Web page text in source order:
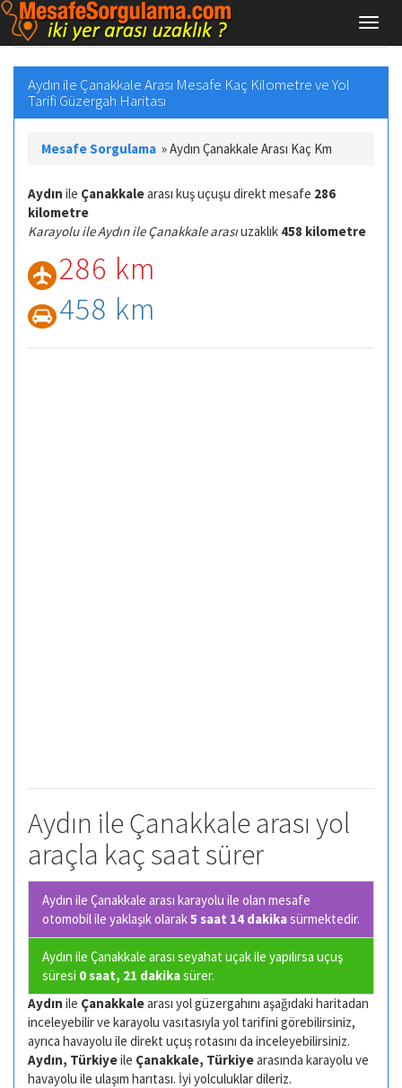
Aydın ile Çanakkale Arası Mesafe Kaç Kilometre ve Yol
Tarifi Güzergah Haritası
Mesafe Sorgulama »Aydın Çanakkale Arası Kaç Km
Aydın ile Çanakkalearası kuş uçuşu direkt mesafe 286
kilometre
Karayolu ile Aydın ile Çanakkale arasıuzaklık 458 kilometre
286 km
458 km
Aydın ile Çanakkale arası yol
araçla kaç saat sürer
Aydın ile Çanakkale arası karayolu ile olan mesafe
otomobil ile yaklaşık olarak5 saat 14 dakikasürmektedir.
Aydın ile Çanakkale arası seyahat uçak ile yapılırsa uçuş
süresi 0 saat, 21 dakikasürer.
Aydın ile Çanakkalearası yol güzergahını aşağıdaki haritadan
inceleyebilir ve karayolu vasıtasıyla yol tarifini görebilirsiniz,
ayrıca havayolu ile direkt uçuş rotasını da inceleyebilirsiniz.
Aydın, Türkiyeile Çanakkale, Türkiyearasında karayolu ve
havayolu ile ulaşım harıtası. İyi yolculuklar dileriz.